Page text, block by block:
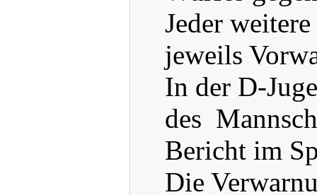
Jeder
jeweils
In der D-
des
Bericht im
Die